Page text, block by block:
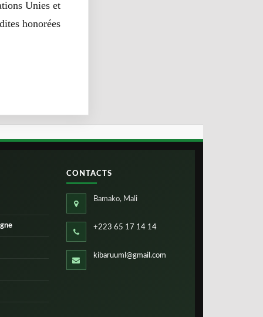
Unies et
honorées
CONTACTS
Bamako, Mali
+223 65 17 14 14
kibaruuml@gmail.com